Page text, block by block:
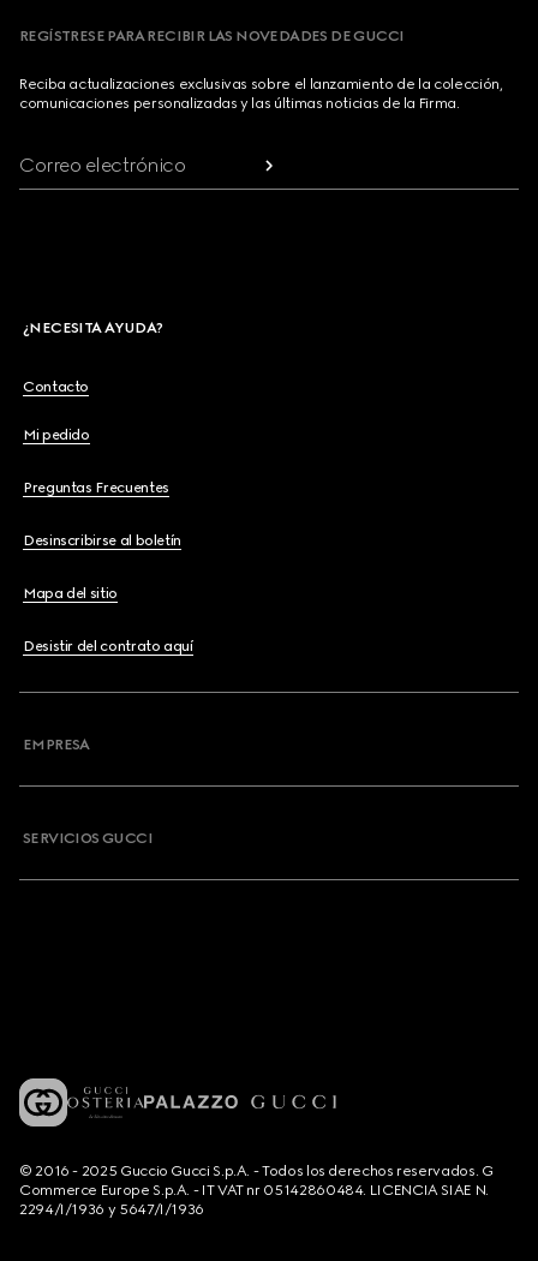
REGÍSTRESE PARA RECIBIR LAS NOVEDADES DE GUCCI
Reciba actualizaciones exclusivas sobre el lanzamiento de la colección,
comunicaciones personalizadas y las últimas noticias de la Firma.
Correo electrónico
¿NECESITA AYUDA?
Contacto
Mi pedido
Preguntas Frecuentes
Desinscribirse al boletín
Mapa del sitio
Desistir del contrato aquí
EMPRESA
SERVICIOS GUCCI
© 2016 - 2025 Guccio Gucci S.p.A. - Todos los derechos reservados. G
Commerce Europe S.p.A. - IT VAT nr 05142860484. LICENCIA SIAE N.
2294/I/1936 y 5647/I/1936